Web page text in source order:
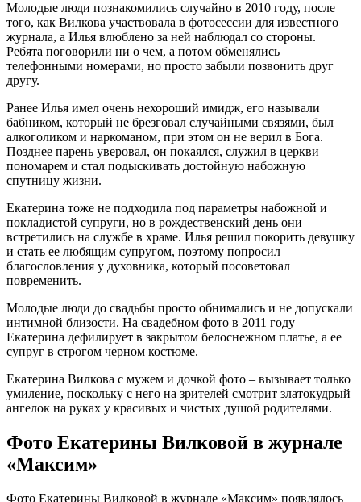
Молодые люди познакомились случайно в 2010 году, после
того, как Вилкова участвовала в фотосессии для известного
журнала, а Илья влюблено за ней наблюдал со стороны.
Ребята поговорили ни о чем, а потом обменялись
телефонными номерами, но просто забыли позвонить друг
другу.
Ранее Илья имел очень нехороший имидж, его называли
бабником, который не брезговал случайными связями, был
алкоголиком и наркоманом, при этом он не верил в Бога.
Позднее парень уверовал, он покаялся, служил в церкви
пономарем и стал подыскивать достойную набожную
спутницу жизни.
Екатерина тоже не подходила под параметры набожной и
покладистой супруги, но в рождественский день они
встретились на службе в храме. Илья решил покорить девушку
и стать ее любящим супругом, поэтому попросил
благословления у духовника, который посоветовал
повременить.
Молодые люди до свадьбы просто обнимались и не допускали
интимной близости. На свадебном фото в 2011 году
Екатерина дефилирует в закрытом белоснежном платье, а ее
супруг в строгом черном костюме.
Екатерина Вилкова с мужем и дочкой фото – вызывает только
умиление, поскольку с него на зрителей смотрит златокудрый
ангелок на руках у красивых и чистых душой родителями.
Фото Екатерины Вилковой в журнале
«Максим»
Фото Екатерины Вилковой в журнале «Максим» появлялось